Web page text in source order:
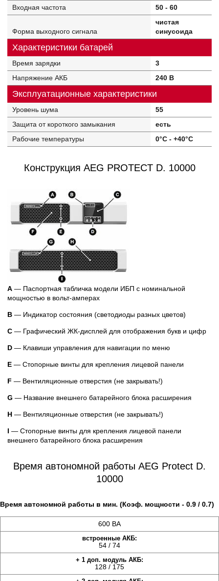
Входная частота 50 - 60
Форма выходного сигнала
чистая
синусоида
Характеристики батарей
Время зарядки
3
Напряжение АКБ
240 В
Эксплуатационные характеристики
Уровень шума
55
Защита от короткого замыкания
есть
Рабочие температуры
0°C - +40°C
Конструкция AEG PROTECT D. 10000
A — Паспортная табличка модели ИБП с номинальной
мощностью в вольт-амперах
B — Индикатор состояния (светодиоды разных цветов)
C — Графический ЖК-дисплей для отображения букв и цифр
D — Клавиши управления для навигации по меню
E — Стопорные винты для крепления лицевой панели
F — Вентиляционные отверстия (не закрывать!)
G — Название внешнего батарейного блока расширения
H — Вентиляционные отверстия (не закрывать!)
I — Стопорные винты для крепления лицевой панели
внешнего батарейного блока расширения
Время автономной работы AEG Protect D.
10000
Время автономной работы в мин. (Коэф. мощности - 0.9 / 0.7)
600 ВА
54 / 74
128 / 175